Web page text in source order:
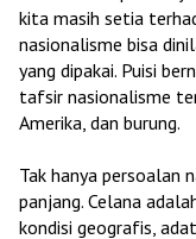
kita masih setia
nasionalisme bisa
yang dipakai. Puisi
tafsir nasionalisme
Amerika, dan burung.
Tak hanya persoalan
panjang. Celana
kondisi geografis,